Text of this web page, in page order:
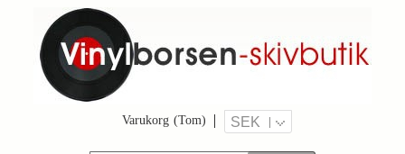
Varukorg (Tom) SEK